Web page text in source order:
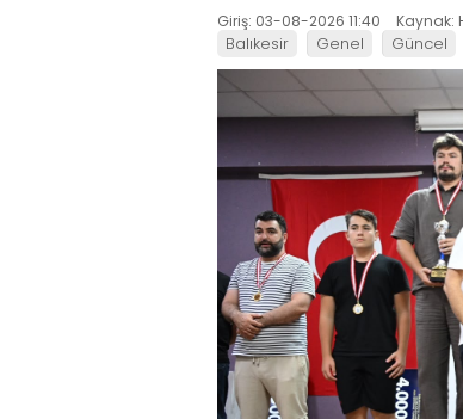
Giriş: 03-08-2026 11:40 Kaynak:
Balıkesir Genel Güncel